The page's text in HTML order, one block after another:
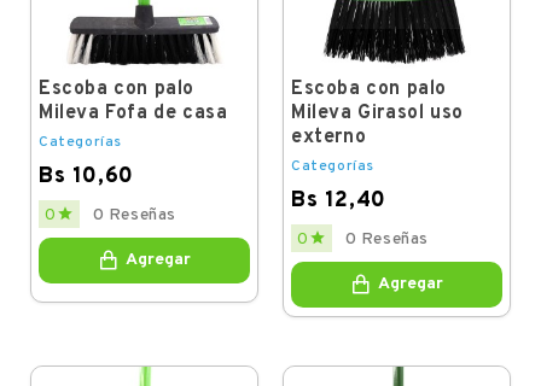
Escoba con palo
Mileva Fofa de casa
Categorías
Bs 10,60
Price
0  0 Reseñas
Agregar
Escoba con palo
Mileva Girasol uso
externo
Categorías
Bs 12,40
Price
0  0 Reseñas
Agregar